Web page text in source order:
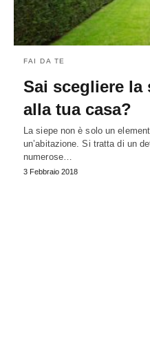
FAI DA TE
Sai scegliere la
alla tua casa?
La siepe non è solo un
un’abitazione. Si tratta di un
numerose…
3 Febbraio 2018